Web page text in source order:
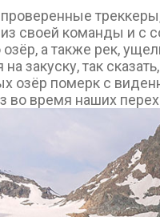
своей команды и с
а также рек,
закуску, так
озёр померк с
время наших